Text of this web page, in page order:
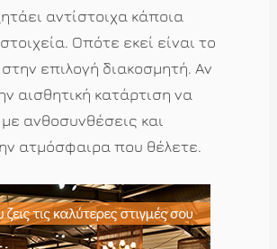
αντίστοιχα κάποια
Οπότε εκεί είναι το
στην επιλογή διακοσμητή. Αν
αισθητική κατάρτιση να
ανθοσυνθέσεις και
ατμόσφαιρα που θέλετε.